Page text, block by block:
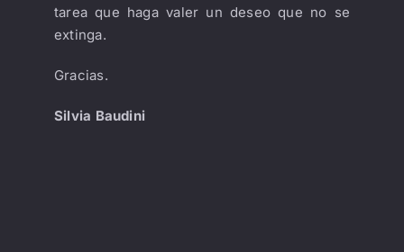
tarea que haga valer un deseo que no se
extinga.
Gracias.
Silvia Baudini